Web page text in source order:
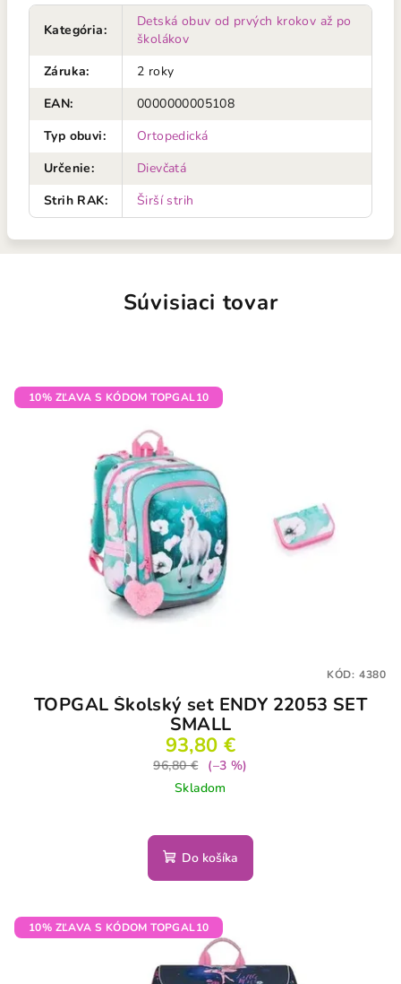
Kategória:
Detská obuv od prvých krokov až po
školákov
Záruka:
2 roky
EAN:
0000000005108
Typ obuvi:
Ortopedická
Určenie:
Dievčatá
Strih RAK: Širší strih
Súvisiaci tovar
10% ZĽAVA S KÓDOM TOPGAL10
TOPGAL Školský set ENDY 22053 SET
SMALL
93,80 €
96,80 €
(–3 %)
Skladom
Do košíka
KÓD: 4380
10% ZĽAVA S KÓDOM TOPGAL10